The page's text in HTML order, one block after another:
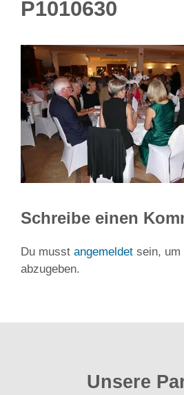
P1010630
Schreibe einen
Du musst angemeldet sein, um
abzugeben.
Unsere